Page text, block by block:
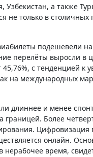
а также
не только в столичных
подешевели
перелёты выросли в
45,76%, с тенденцией к
на международных
длиннее и менее
Более
Цифровизация
онлайн.
нерабочее время,